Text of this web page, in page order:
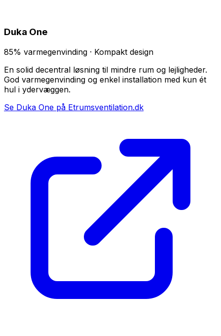
Duka One
85% varmegenvinding · Kompakt design
En solid decentral løsning til mindre rum og lejligheder.
God varmegenvinding og enkel installation med kun ét
hul i ydervæggen.
Se Duka One på Etrumsventilation.dk